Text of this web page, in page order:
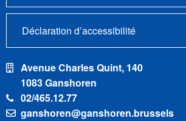
Déclaration d’accessibilité
Avenue Charles Quint, 140
1083 Ganshoren
02/465.12.77
ganshoren@ganshoren.brussels